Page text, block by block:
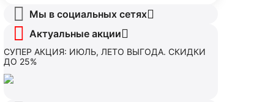
Мы в социальных сетях
Актуальные акции
СУПЕР АКЦИЯ: ИЮЛЬ, ЛЕТО ВЫГОДА. СКИДКИ
ДО 25%